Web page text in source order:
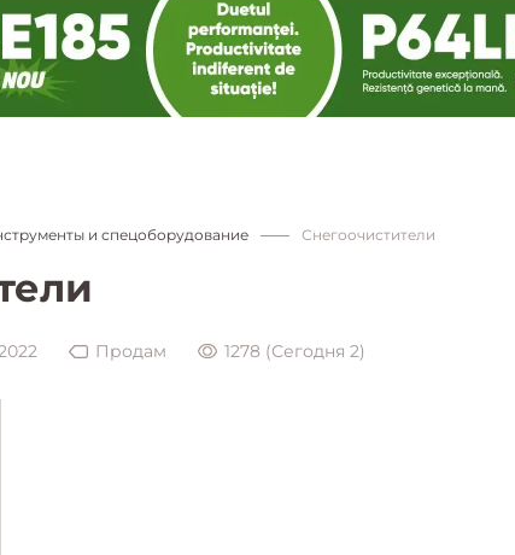
и спецоборудование Снегоочистители
Продам 1278 (Сегодня 2)